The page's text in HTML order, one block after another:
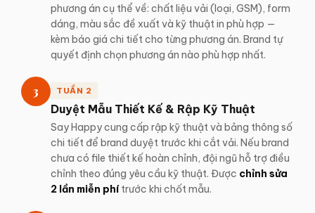
phương án cụ thể về: chất liệu vải (loại, GSM), form
dáng, màu sắc đề xuất và kỹ thuật in phù hợp —
kèm báo giá chi tiết cho từng phương án. Brand tự
quyết định chọn phương án nào phù hợp nhất.
3 TUẦN 2
Duyệt Mẫu Thiết Kế & Rập Kỹ Thuật
Say Happy cung cấp rập kỹ thuật và bảng thông số
chi tiết để brand duyệt trước khi cắt vải. Nếu brand
chưa có file thiết kế hoàn chỉnh, đội ngũ hỗ trợ điều
chỉnh theo đúng yêu cầu kỹ thuật. Được chỉnh sửa
2 lần miễn phítrước khi chốt mẫu.